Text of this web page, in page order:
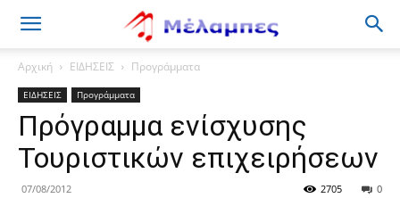
Μέλαμπες
Αρχική ΕΙΔΗΣΕΙΣ Προγράμματα
ΕΙΔΗΣΕΙΣ Προγράμματα
Πρόγραμμα ενίσχυσης
Τουριστικών επιχειρήσεων
07/08/2012 0
2705